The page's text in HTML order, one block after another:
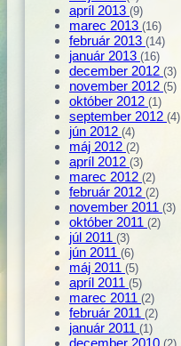
apríl 2013 (9)
marec 2013 (16)
február 2013 (14)
január 2013 (16)
december 2012 (3)
november 2012 (5)
október 2012 (1)
september 2012 (4)
jún 2012 (4)
máj 2012 (2)
apríl 2012 (3)
marec 2012 (2)
február 2012 (2)
november 2011 (3)
október 2011 (2)
júl 2011 (3)
jún 2011 (6)
máj 2011 (5)
apríl 2011 (5)
marec 2011 (2)
február 2011 (2)
január 2011 (1)
december 2010